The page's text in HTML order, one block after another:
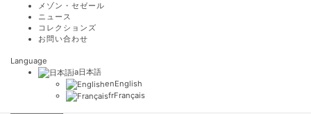
メゾン・セゼール
ニュース
コレクションズ
お問い合わせ
Language
ja日本語
enEnglish
frFrançais